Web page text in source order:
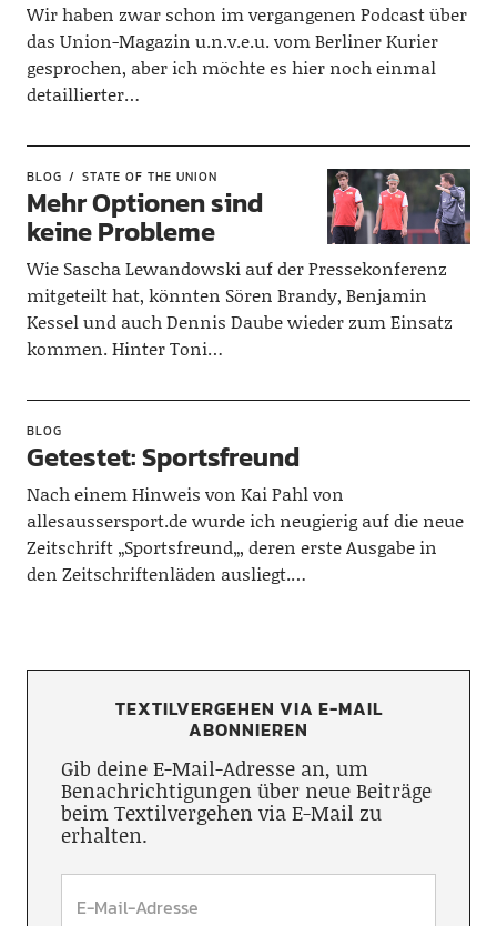
Wir haben zwar schon im vergangenen Podcast über
das Union-Magazin u.n.v.e.u. vom Berliner Kurier
gesprochen, aber ich möchte es hier noch einmal
detaillierter…
BLOG STATE OF THE UNION
Mehr Optionen sind
keine Probleme
Wie Sascha Lewandowski auf der Pressekonferenz
mitgeteilt hat, könnten Sören Brandy, Benjamin
Kessel und auch Dennis Daube wieder zum Einsatz
kommen. Hinter Toni…
BLOG
Getestet: Sportsfreund
Nach einem Hinweis von Kai Pahl von
allesaussersport.de wurde ich neugierig auf die neue
Zeitschrift „Sportsfreund„, deren erste Ausgabe in
den Zeitschriftenläden ausliegt.…
TEXTILVERGEHEN VIA E-MAIL
ABONNIEREN
Gib deine E-Mail-Adresse an, um
Benachrichtigungen über neue Beiträge
beim Textilvergehen via E-Mail zu
erhalten.